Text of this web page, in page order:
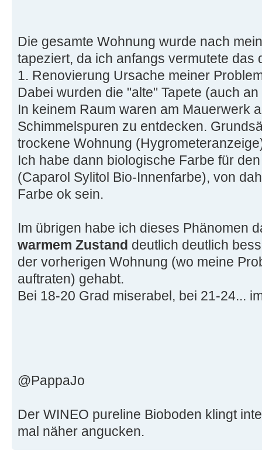
Die gesamte Wohnung wurde nach
tapeziert, da ich anfangs vermutete das
1. Renovierung Ursache meiner
Dabei wurden die "alte" Tapete (auch
In keinem Raum waren am Mauerwerk
Schimmelspuren zu entdecken.
trockene Wohnung
Ich habe dann biologische Farbe für
(Caparol Sylitol Bio-Innenfarbe), von
Farbe ok sein.
Im übrigen habe ich dieses Phänomen
warmem Zustand deutlich deutlich
der vorherigen Wohnung (wo meine
auftraten) gehabt.
Bei 18-20 Grad miserabel, bei 21-24...
@PappaJo
Der WINEO pureline Bioboden klingt
mal näher angucken.